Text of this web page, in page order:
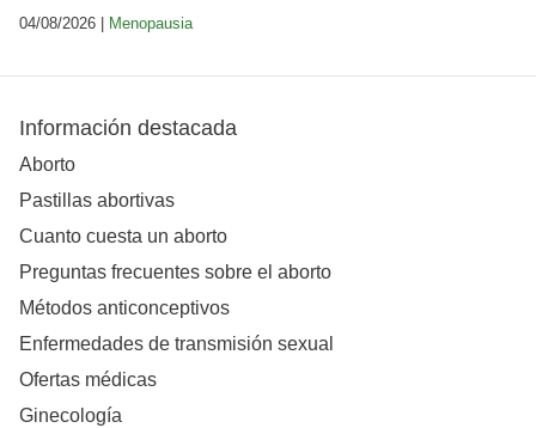
04/08/2026 | Menopausia
Información destacada
Aborto
Pastillas abortivas
Cuanto cuesta un aborto
Preguntas frecuentes sobre el aborto
Métodos anticonceptivos
Enfermedades de transmisión sexual
Ofertas médicas
Ginecología